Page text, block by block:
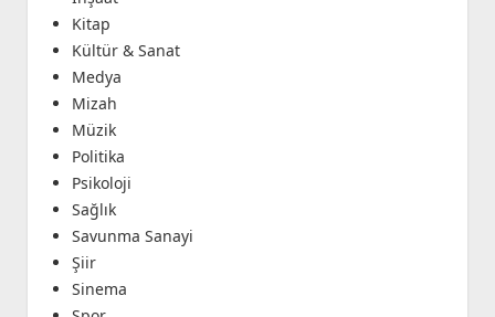
Kitap
Kültür & Sanat
Medya
Mizah
Müzik
Politika
Psikoloji
Sağlık
Savunma Sanayi
Şiir
Sinema